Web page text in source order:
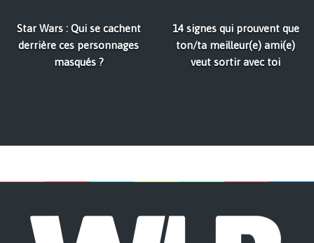
Star Wars : Qui se cachent
derrière ces personnages
masqués ?
14 signes qui prouvent que
ton/ta meilleur(e) ami(e)
veut sortir avec toi